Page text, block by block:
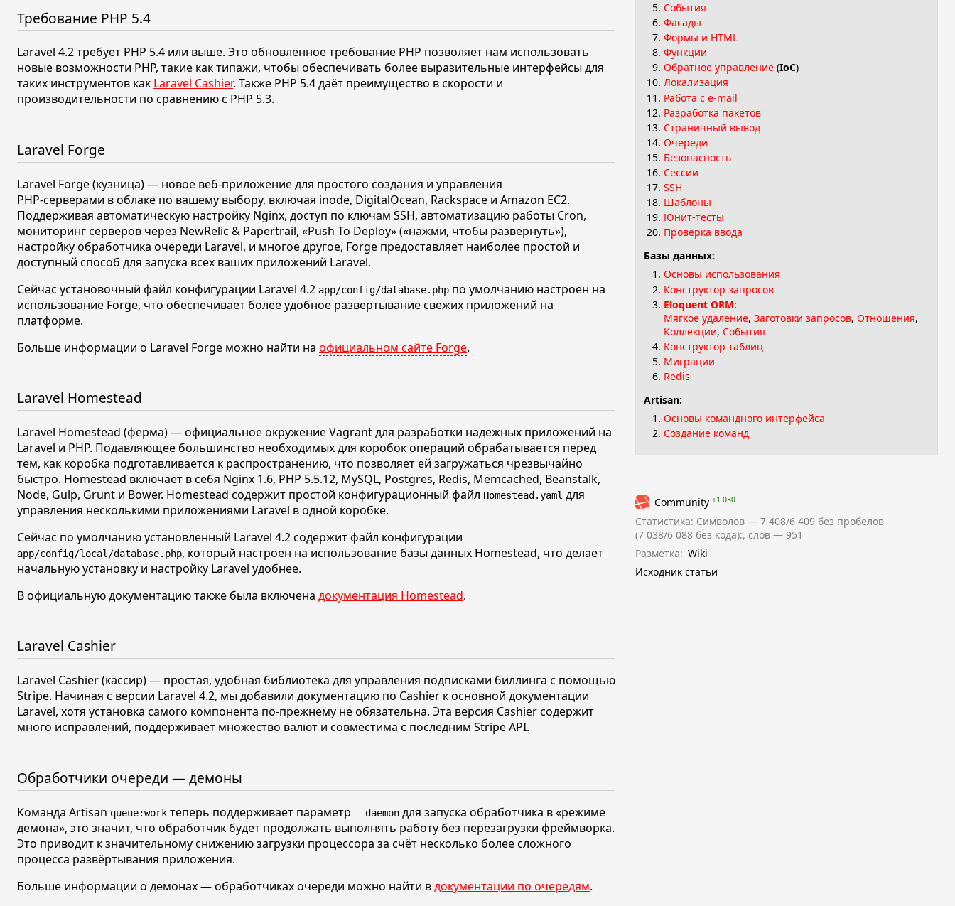
Требование PHP 5.4
Laravel 4.2требует PHP 5.4 или выше. Это обновлённое требование PHP позволяет нам использовать
новые возможности PHP, такие как типажи, чтобы обеспечивать более выразительные интерфейсы для
таких инструментов как Laravel Cashier. Также PHP 5.4даёт преимущество в скорости и
производительности по сравнению с PHP 5.3.
Laravel Forge
Laravel Forge (кузница) — новое веб-приложение для простого создания и управления
PHP-серверами в облаке по вашему выбору, включая inode, DigitalOcean, Rackspace и Amazon EC2.
Поддерживая автоматическую настройку Nginx, доступ по ключам SSH, автоматизацию работы Cron,
мониторинг серверов через NewRelic & Papertrail, «Push To Deploy»(«нажми, чтобы развернуть»),
настройку обработчика очереди Laravel, и многое другое, Forge предоставляет наиболее простой и
доступный способ для запуска всех ваших приложений Laravel.
Сейчас установочный файл конфигурации Laravel 4.2 app/config/database.php по умолчанию настроен на
использование Forge, что обеспечивает более удобное развёртывание свежих приложений на
платформе.
Больше информации о Laravel Forge можно найти на официальном сайте Forge.
Laravel Homestead
Laravel Homestead (ферма) — официальное окружение Vagrant для разработки надёжных приложений на
Laravel и PHP. Подавляющее большинство необходимых для коробок операций обрабатывается перед
тем, как коробка подготавливается к распространению, что позволяет ей загружаться чрезвычайно
быстро. Homestead включает в себя Nginx 1.6, PHP 5.5.12, MySQL, Postgres, Redis, Memcached, Beanstalk,
Node, Gulp, Grunt и Bower. Homestead содержит простой конфигурационный файл Homestead.yaml для
управления несколькими приложениями Laravel в одной коробке.
Сейчас по умолчанию установленный Laravel 4.2содержит файл конфигурации
app/config/local/database.php, который настроен на использование базы данных Homestead, что делает
начальную установку и настройку Laravel удобнее.
В официальную документацию также была включена документация Homestead.
Laravel Cashier
Laravel Cashier (кассир) — простая, удобная библиотека для управления подписками биллинга с помощью
Stripe. Начиная с версии Laravel 4.2, мы добавили документацию по Cashier к основной документации
Laravel, хотя установка самого компонента по-прежнему не обязательна. Эта версия Cashier содержит
много исправлений, поддерживает множество валют и совместима с последним Stripe API.
Обработчики очереди — демоны
Команда Artisan queue:work теперь поддерживает параметр --daemon для запуска обработчика в«режиме
демона», это значит, что обработчик будет продолжать выполнять работу без перезагрузки фреймворка.
Это приводит к значительному снижению загрузки процессора за счёт несколько более сложного
процесса развёртывания приложения.
Больше информации о демонах — обработчиках очереди можно найти вдокументации по очередям.
События
Фасады
Формы и HTML
Функции
Обратное управление(IoC)
Локализация
Работа с e-mail
Разработка пакетов
Страничный вывод
Очереди
Безопасность
Сессии
SSH
Шаблоны
Юнит-тесты
Проверка ввода
Базы данных:
Основы использования
Конструктор запросов
Eloquent ORM:
Мягкое удаление, Заготовки запросов, Отношения,
Коллекции, События
Конструктор таблиц
Миграции
Redis
Artisan:
Основы командного интерфейса
Создание команд
Community +1 030
Статистика: Символов — 7 408/6 409 без пробелов
(7 038/6 088 без кода):, слов — 951
Разметка: Wiki
Исходник статьи